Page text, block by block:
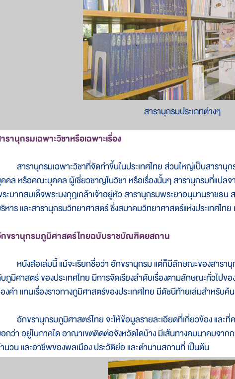
สารานุกรมประเภทต่างๆ
รานุกรมเฉพาะวิชาหรือเฉพาะเรื่อง
สารานุกรมเฉพาะวิชาที่จัดทำขึ้นในประเทศไทย ส่วนใหญ่เป็นสารานุก
คล หรือคณะบุคคล ผู้เชี่ยวชาญในวิชา หรือเรื่องนั้นๆ สารานุกรมที่แปลจ
ะบาทสมเด็จพระมงกุฎเกล้าเจ้าอยู่หัว สารานุกรมพระยาอนุมานราชธ
หาร และสารานุกรมวิทยาศาสตร์ ซึ่งสมาคมวิทยาศาสตร์แห่งประเทศไท
ขรานุกรมภูมิศาสตร์ไทยฉบับราชบัณฑิตยสถาน
หนังสือเล่มนี้ แม้จะเรียกชื่อว่า อักขรานุกรม แต่ก็มีลักษณะของสารานุก
ภูมิศาสตร์ ของประเทศไทย มีการจัดเรียงลำดับเรื่องตามลักษณะทั่วไปข
งคำ แทนเรื่องราวทางภูมิศาสตร์ของประเทศไทย มีดัชนีท้ายเล่มสำหรับค้
อักขรานุกรมภูมิศาสตร์ไทย จะให้ข้อมูลรายละเอียดที่เกี่ยวข้อง และที่ค
กว่า อยู่ในภาคใด อาณาเขตติดต่อจังหวัดใดบ้าง มีเส้นทางคมนาคมจาก
นวน และอาชีพของพลเมือง ประวัติย่อ และตำนานสถานที่ เป็นต้น